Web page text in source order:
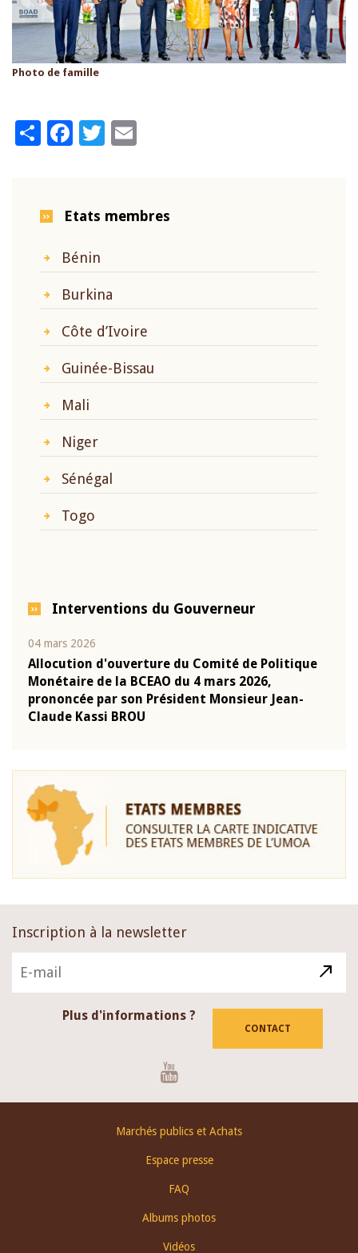
Photo de famille
ShareFacebook
Twitter
Etats membres
Bénin
Burkina
Côte d’Ivoire
Guinée-Bissau
Mali
Niger
Sénégal
Togo
Interventions du Gouverneur
04 mars 2026
Allocution d'ouverture du Comité de Politique
Monétaire de la BCEAO du 4 mars 2026,
prononcée par son Président Monsieur Jean-
Claude Kassi BROU
Inscription à la newsletter
Plus d'informations ?
CONTACT
Marchés publics et Achats
Espace presse
FAQ
Albums photos
Vidéos